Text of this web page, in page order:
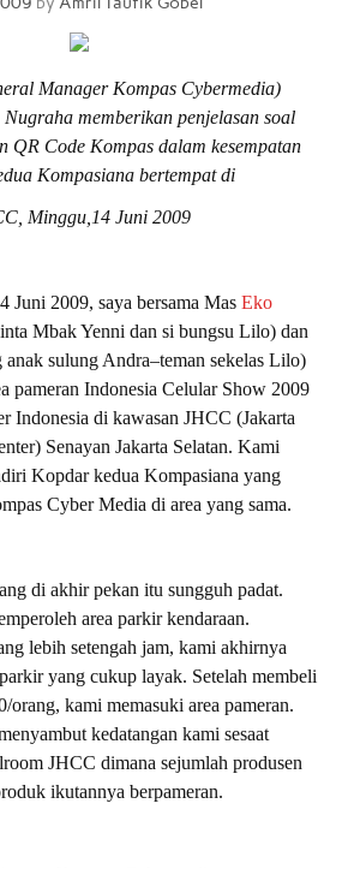
Manager Kompas Cybermedia)
memberikan penjelasan soal
QR Code Kompas dalam kesempatan
Kompasiana bertempat di
Minggu,14 Juni 2009
Juni 2009, saya bersama Mas Eko
Mbak Yenni dan si bungsu Lilo) dan
anak sulung Andra–teman sekelas Lilo)
pameran Indonesia Celular Show 2009
Indonesia di kawasan JHCC (Jakarta
Senayan Jakarta Selatan. Kami
Kopdar kedua Kompasiana yang
Cyber Media di area yang sama.
di akhir pekan itu sungguh padat.
area parkir kendaraan.
lebih setengah jam, kami akhirnya
yang cukup layak. Setelah membeli
orang, kami memasuki area pameran.
kedatangan kami sesaat
JHCC dimana sejumlah produsen
ikutannya berpameran.